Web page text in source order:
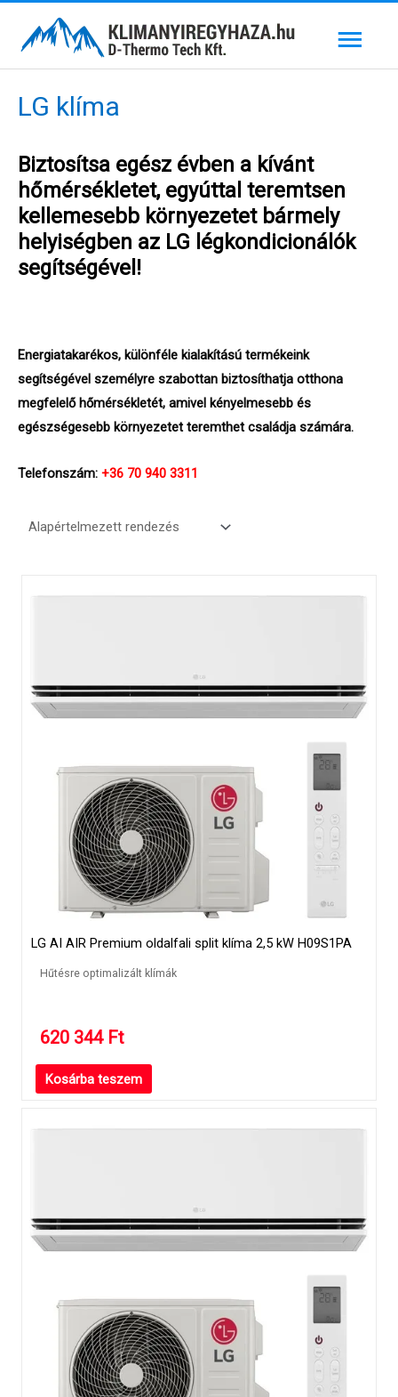
LG klíma
Biztosítsa egész évben a kívánt
hőmérsékletet, egyúttal teremtsen
kellemesebb környezetet bármely
helyiségben az LG légkondicionálók
segítségével!
Energiatakarékos, különféle kialakítású termékeink
segítségével személyre szabottan biztosíthatja otthona
megfelelő hőmérsékletét, amivel kényelmesebb és
egészségesebb környezetet teremthet családja számára.
Telefonszám: +36 70 940 3311
LG AI AIR Premium oldalfali split klíma 2,5 kW H09S1PA
Hűtésre optimalizált klímák
620 344 Ft
Kosárba teszem